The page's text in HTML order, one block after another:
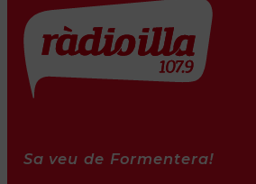
Sa veu de Formentera!